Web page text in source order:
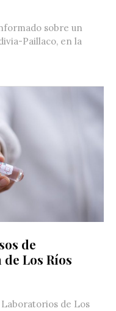
sobre un
Paillaco, en la
de
Los Ríos
Laboratorios de Los